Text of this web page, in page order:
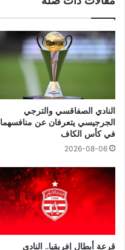
النادي الصفاقسي والترجي
الجرجيسي يتعرفان عن منافسهما
في كأس الكاف
2026-08-06
قرعة أبطال إفريقيا.. النادي